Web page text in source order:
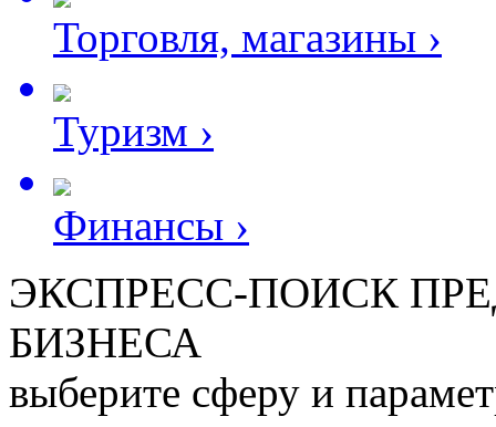
Торговля, магазины ›
Туризм ›
Финансы ›
ЭКСПРЕСС-ПОИСК
БИЗНЕСА
выберите сферу и